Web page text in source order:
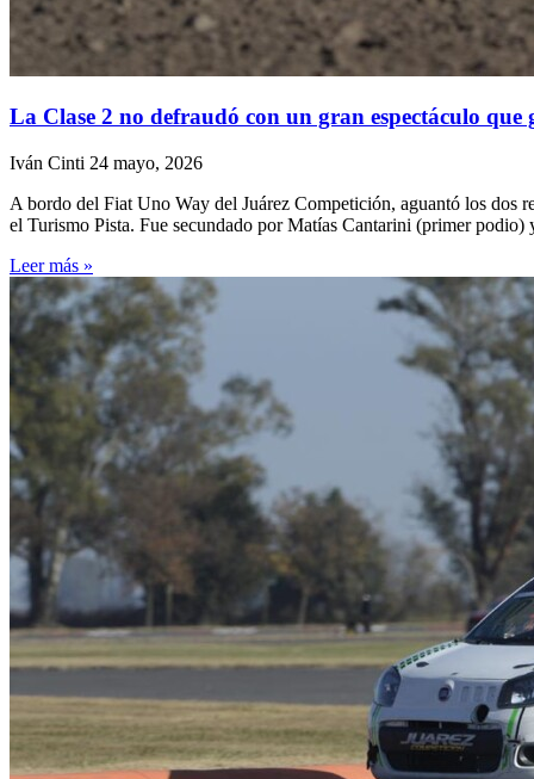
La Clase 2 no defraudó con un gran espectáculo que
Iván Cinti 24 mayo, 2026
A bordo del Fiat Uno Way del Juárez Competición, aguantó los dos
el Turismo Pista. Fue secundado por Matías Cantarini (primer podio)
Leer más »